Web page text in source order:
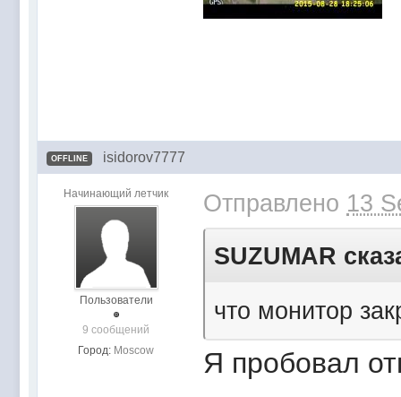
OFFLINE isidorov7777
Начинающий летчик
Пользователи
9 сообщений
Город: Moscow
Отправлено 13
SUZUMAR
что монитор
Я пробовал